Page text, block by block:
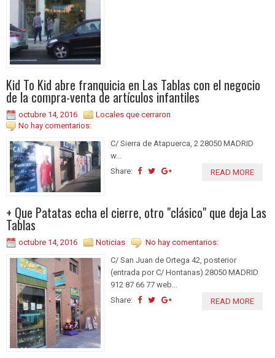
Kid To Kid abre franquicia en Las Tablas con el negocio
de la compra-venta de artículos infantiles
octubre 14, 2016
Locales que cerraron
No hay comentarios:
C/ Sierra de Atapuerca, 2 28050 MADRID
w...
Share:
READ MORE
+ Que Patatas echa el cierre, otro "clásico" que deja Las
Tablas
octubre 14, 2016 Noticias
No hay comentarios:
C/ San Juan de Ortega 42, posterior
(entrada por C/ Hontanas) 28050 MADRID
912 87 66 77 web...
Share:
READ MORE